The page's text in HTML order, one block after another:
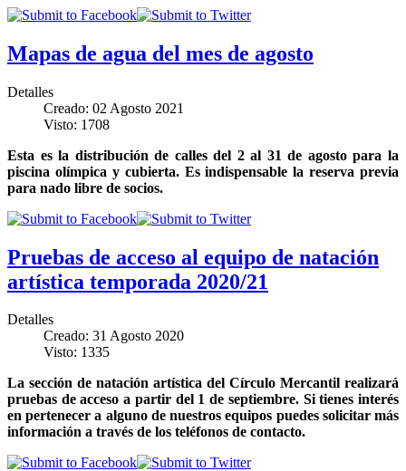
Mapas de agua del mes de agosto
Detalles
Creado: 02 Agosto 2021
Visto: 1708
Esta es la distribución de calles del 2 al 31 de agosto para la
piscina olímpica y cubierta. Es indispensable la reserva previa
para nado libre de socios.
Pruebas de acceso al equipo de natación
artística temporada 2020/21
Detalles
Creado: 31 Agosto 2020
Visto: 1335
La sección de natación artística del Círculo Mercantil realizará
pruebas de acceso a partir del 1 de septiembre. Si tienes interés
en pertenecer a alguno de nuestros equipos puedes solicitar más
información a través de los teléfonos de contacto.